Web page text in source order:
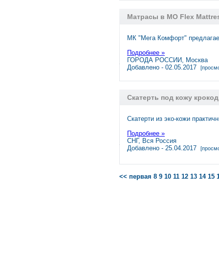
Матрасы в МО Flex
МК "Мега Комфорт"
Подробнее »
ГОРОДА РОССИИ, Москва
Добавлено - 02.05.2017
Скатерть под кожу
Скатерти из эко-кожи
Подробнее »
СНГ, Вся Россия
Добавлено - 25.04.2017
<< первая 8 9 10 11 12 13 14 15